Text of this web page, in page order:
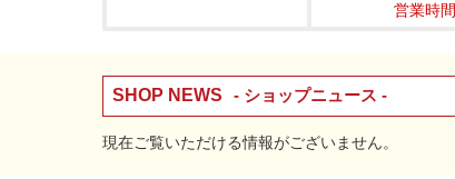
営業時間
SHOP NEWS - ショップニュース -
現在ご覧いただける情報がございません。